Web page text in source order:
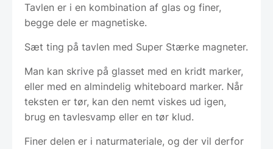
Tavlen er i en kombination af glas og finer,
begge dele er magnetiske.
Sæt ting på tavlen med Super Stærke magneter.
Man kan skrive på glasset med en kridt marker,
eller med en almindelig whiteboard marker. Når
teksten er tør, kan den nemt viskes ud igen,
brug en tavlesvamp eller en tør klud.
Finer delen er i naturmateriale, og der vil derfor